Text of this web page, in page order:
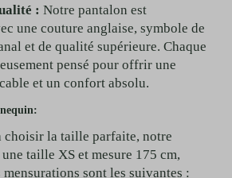
: Notre pantalon est
une couture anglaise, symbole de
et de qualité supérieure. Chaque
pensé pour offrir une
et un confort absolu.
choisir la taille parfaite, notre
taille XS et mesure 175 cm,
mensurations sont les suivantes :